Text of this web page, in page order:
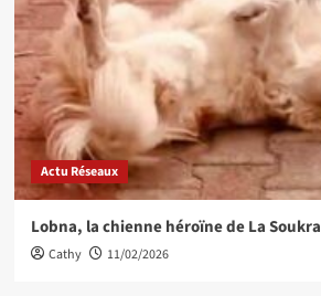
Actu Réseaux
Lobna, la chienne héroïne de La Soukra
Cathy 11/02/2026